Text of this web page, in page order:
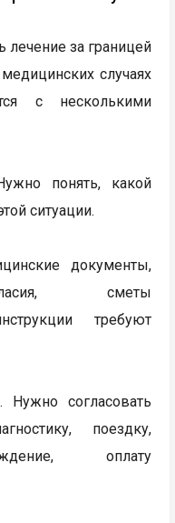
лечение за границей
случаях
с несколькими
понять, какой
ситуации.
документы,
сметы
требуют
Нужно согласовать
поездку,
оплату